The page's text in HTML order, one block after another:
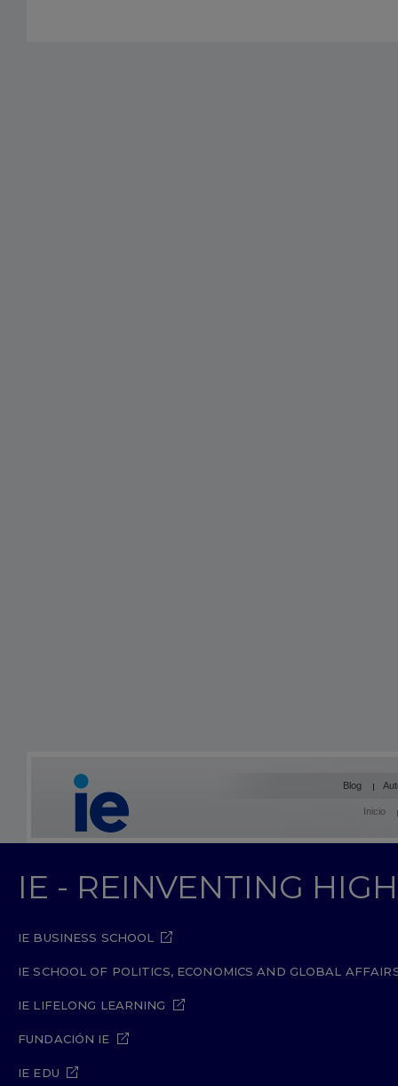
Blog
Inicio
IE - REINVENTING
IE BUSINESS SCHOOL
IE SCHOOL OF POLITICS, ECONOMICS AND GLOBAL
IE LIFELONG LEARNING
FUNDACIÓN IE
IE EDU